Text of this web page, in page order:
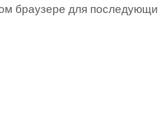
браузере для